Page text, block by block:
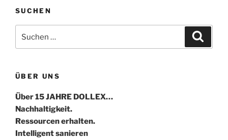
SUCHEN
nach:
ÜBER UNS
Über 15 JAHRE DOLLEX…
Nachhaltigkeit.
Ressourcen erhalten.
Intelligent sanieren